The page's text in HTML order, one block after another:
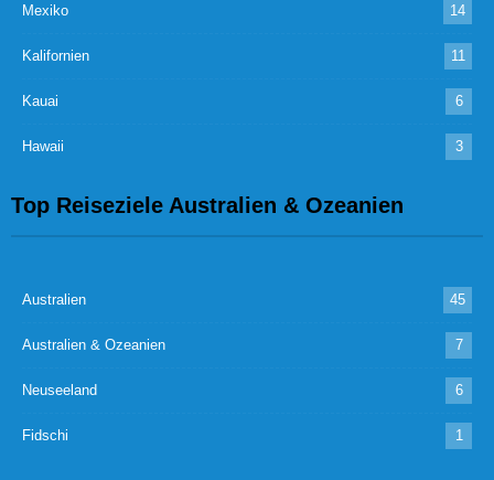
Mexiko 14
Kalifornien 11
Kauai 6
Hawaii 3
Top Reiseziele Australien & Ozeanien
Australien 45
Australien & Ozeanien 7
Neuseeland 6
Fidschi 1